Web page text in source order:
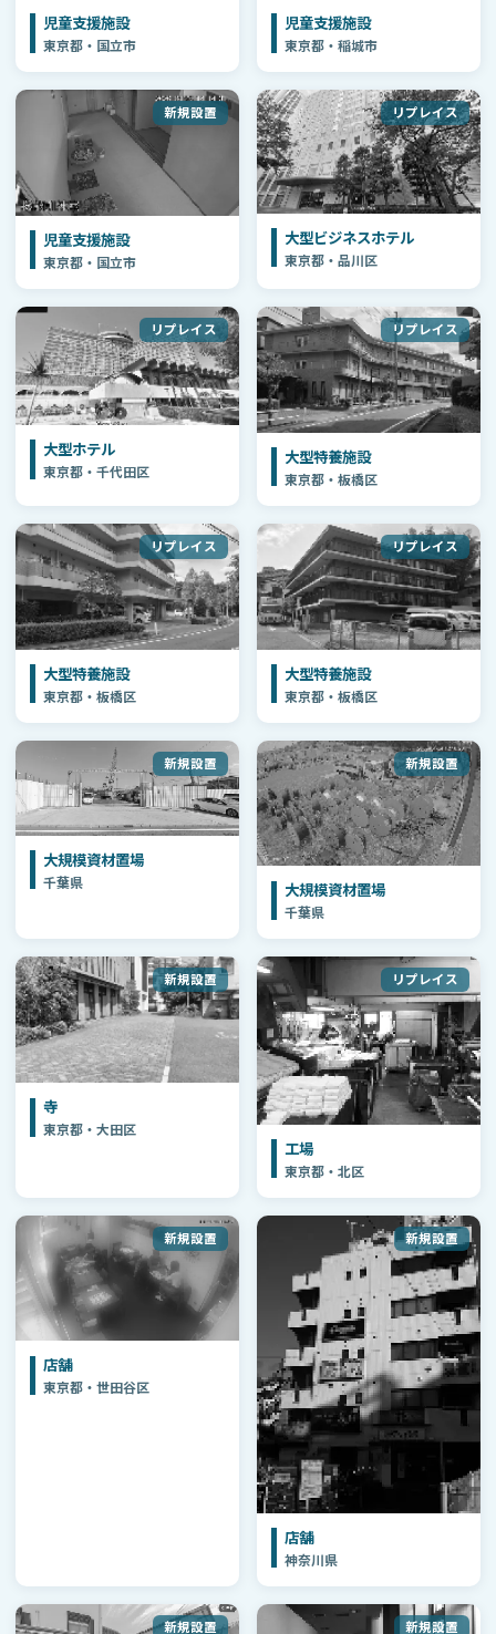
児童支援施設
東京都・国立市
児童支援施設
東京都・稲城市
新規設置
児童支援施設
東京都・国立市
リプレイス
大型ビジネスホテル
東京都・品川区
リプレイス
大型ホテル
東京都・千代田区
リプレイス
大型特養施設
東京都・板橋区
リプレイス
大型特養施設
東京都・板橋区
リプレイス
大型特養施設
東京都・板橋区
新規設置
大規模資材置場
千葉県
新規設置
大規模資材置場
千葉県
新規設置
寺
東京都・大田区
リプレイス
工場
東京都・北区
新規設置
店舗
東京都・世田谷区
新規設置
店舗
神奈川県
新規設置 新規設置